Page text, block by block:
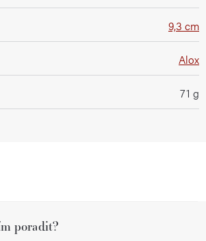
9,3 cm
Alox
71 g
poradit?